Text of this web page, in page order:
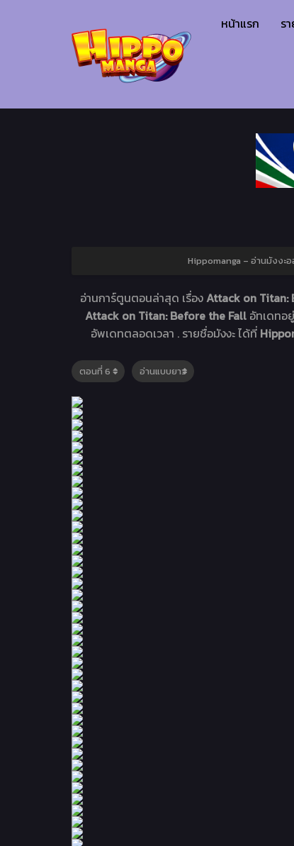
หน้าแรก ร
Hippomanga – อ่านมังงะ
อ่านการ์ตูนตอนล่าสุด เรื่องAttack on Titan:
Attack on Titan: Before the Fall อัทเดทอ
อัพเดทตลอดเวลา . รายชื่อมังงะ ได้ที่